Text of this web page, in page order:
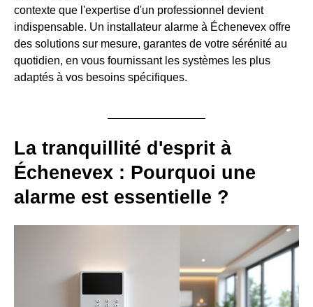
contexte que l'expertise d'un professionnel devient
indispensable. Un installateur alarme à Échenevex offre
des solutions sur mesure, garantes de votre sérénité au
quotidien, en vous fournissant les systèmes les plus
adaptés à vos besoins spécifiques.
La tranquillité d'esprit à
Échenevex : Pourquoi une
alarme est essentielle ?